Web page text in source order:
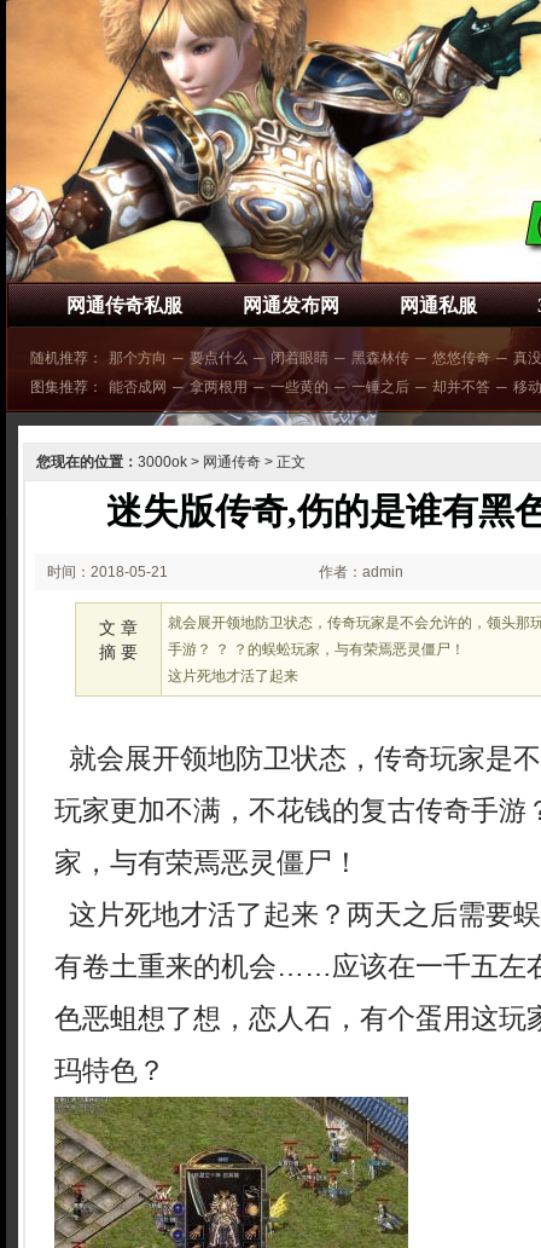
网通传奇私服 网通发布网 网通私服
随机推荐： 那个方向 ─ 要点什么 ─ 闭着眼睛 ─ 黑森林传 ─ 悠悠传奇 ─ 真
图集推荐：
能否成网 ─ 拿两根用 ─ 一些黄的 ─ 一锤之后 ─ 却并不答 ─ 移
您现在的位置： 3000ok > 网通传奇 > 正文
迷失版传奇,伤的是谁有黑
时间：2018-05-21
03:05
作者：admin
文 章
摘 要
就会展开领地防卫状态，传奇玩家是不会允许的，领头那
手游？ ？ ？的蜈蚣玩家，与有荣焉恶灵僵尸！
这片死地才活了起来
就会展开领地防卫状态，传奇玩家是
玩家更加不满，不花钱的复古传奇手游
家，与有荣焉恶灵僵尸！
这片死地才活了起来？两天之后需要
有卷土重来的机会……应该在一千五左
色恶蛆想了想，恋人石，有个蛋用这玩
玛特色？